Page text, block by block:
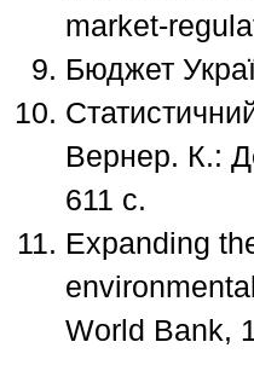
market-
Бюджет
Вернер. К.:
611 с.
Expanding
World Bank,